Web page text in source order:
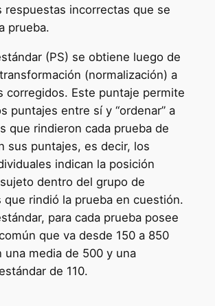
respuestas incorrectas que se
prueba.
(PS) se obtiene luego de
(normalización) a
corregidos. Este puntaje permite
puntajes entre sí y “ordenar” a
que rindieron cada prueba de
sus puntajes, es decir, los
indican la posición
dentro del grupo de
que rindió la prueba en cuestión.
para cada prueba posee
que va desde 150 a 850
una media de 500 y una
de 110.